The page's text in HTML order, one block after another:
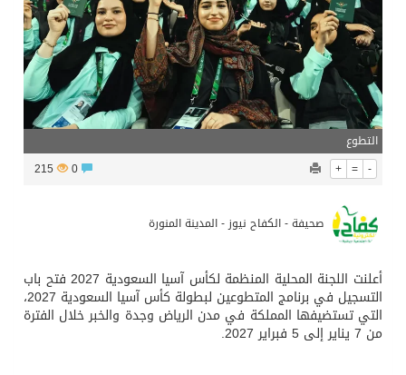
التطوع
+ = -
215
صحيفة - الكفاح نيوز - المدينة المنورة
أعلنت اللجنة المحلية المنظمة لكأس آسيا السعودية 2027 فتح باب
التسجيل في برنامج المتطوعين لبطولة كأس آسيا السعودية 2027،
التي تستضيفها المملكة في مدن الرياض وجدة والخبر خلال الفترة
من 7 يناير إلى 5 فبراير 2027.